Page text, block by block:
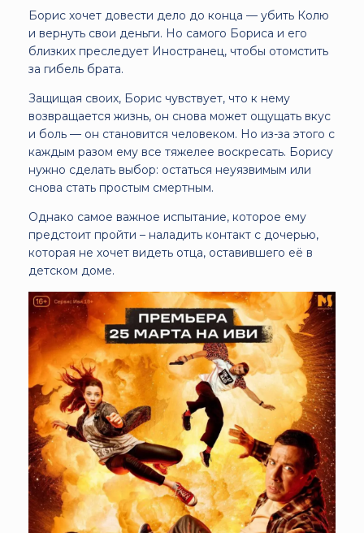
Борис хочет довести дело до конца — убить Колю
и вернуть свои деньги. Но самого Бориса и его
близких преследует Иностранец, чтобы отомстить
за гибель брата.
Защищая своих, Борис чувствует, что к нему
возвращается жизнь, он снова может ощущать вкус
и боль — он становится человеком. Но из-за этого с
каждым разом ему все тяжелее воскресать. Борису
нужно сделать выбор: остаться неуязвимым или
снова стать простым смертным.
Однако самое важное испытание, которое ему
предстоит пройти – наладить контакт с дочерью,
которая не хочет видеть отца, оставившего её в
детском доме.